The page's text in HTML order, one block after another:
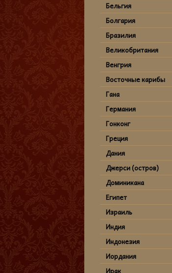
Бельгия
Болгария
Бразилия
Великобритания
Венгрия
Восточные карибы
Гана
Германия
Гонконг
Греция
Дания
Джерси (остров)
Доминикана
Египет
Израиль
Индия
Индонезия
Иордания
Ирак